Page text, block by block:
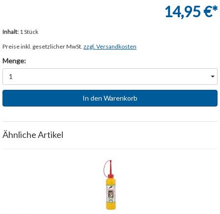
14,95 €*
Inhalt: 1 Stück
Preise inkl. gesetzlicher MwSt. zzgl. Versandkosten
Menge:
1
In den Warenkorb
Ähnliche Artikel